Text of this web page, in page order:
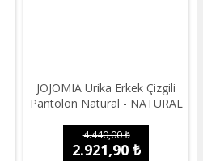
JOJOMIA Urika Erkek Çizgili
Pantolon Natural - NATURAL
4.440,00 ₺
2.921,90 ₺